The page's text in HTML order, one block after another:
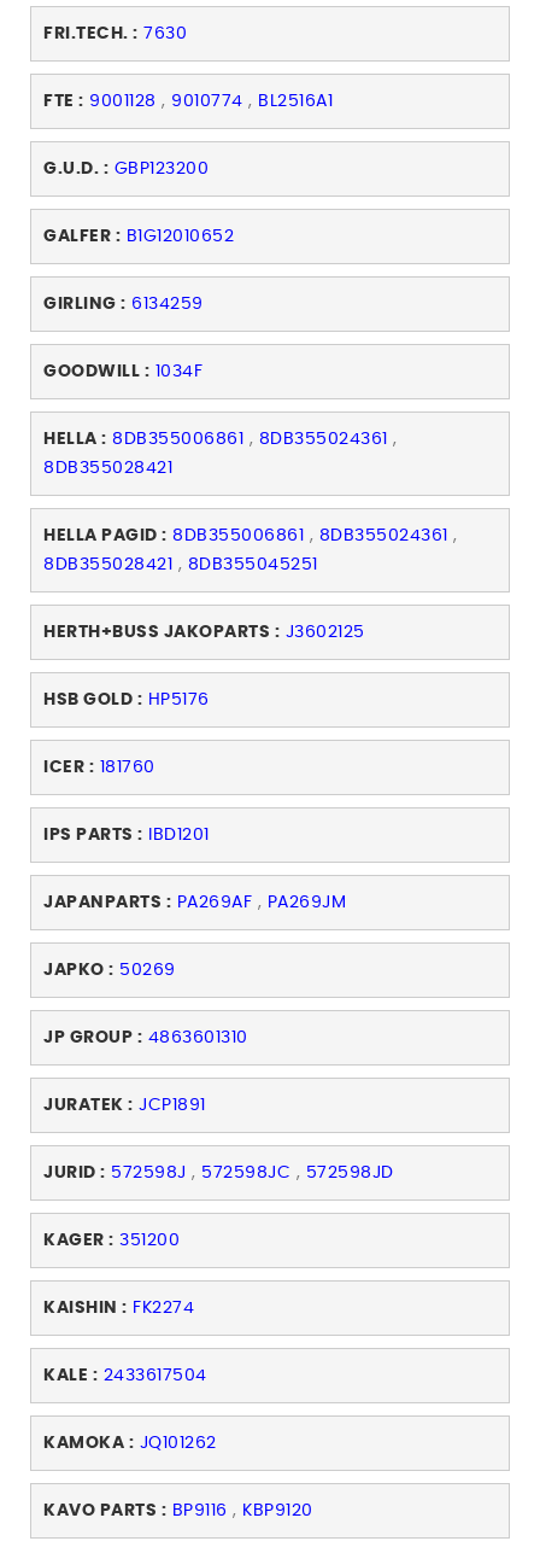
FRI.TECH. : 7630
FTE : 9001128 , 9010774 , BL2516A1
G.U.D. : GBP123200
GALFER : B1G12010652
GIRLING : 6134259
GOODWILL : 1034F
HELLA : 8DB355006861 , 8DB355024361
,
8DB355028421
HELLA PAGID : 8DB355006861 , 8DB355024361
,
8DB355028421
, 8DB355045251
HERTH+BUSS JAKOPARTS : J3602125
HSB GOLD : HP5176
ICER : 181760
IPS PARTS : IBD1201
JAPANPARTS : PA269AF , PA269JM
JAPKO : 50269
JP GROUP : 4863601310
JURATEK : JCP1891
JURID : 572598J , 572598JC , 572598JD
KAGER : 351200
KAISHIN : FK2274
KALE : 2433617504
KAMOKA : JQ101262
KAVO PARTS : BP9116 , KBP9120